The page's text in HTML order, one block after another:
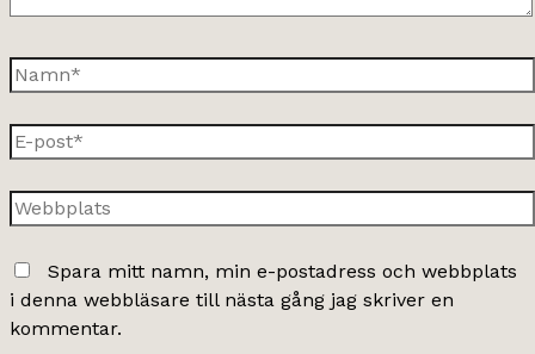
Namn*
E-
post*
Webbplats
Spara mitt namn, min e-postadress och webbplats
i denna webbläsare till nästa gång jag skriver en
kommentar.